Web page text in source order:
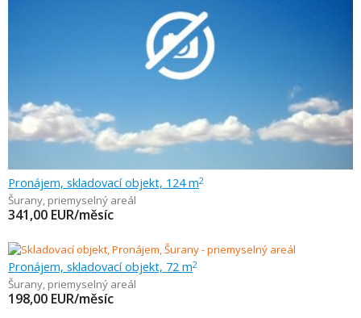
Pronájem, skladovací objekt, 124 m2
Šurany, priemyselný areál
341,00 EUR/měsíc
Pronájem, skladovací objekt, 72 m2
Šurany, priemyselný areál
198,00 EUR/měsíc